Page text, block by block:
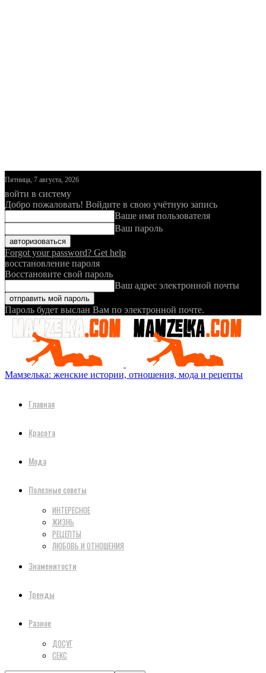
Пятница, 7 августа, 2026
войти в систему
Добро пожаловать! Войдите в свою учётную запись
Ваше имя пользователя
Ваш пароль
Forgot your password? Get help
восстановление пароля
Восстановите свой пароль
Ваш адрес электронной почты
Пароль будет выслан Вам по электронной почте.
Мамзелька: женские истории, отношения, мода и рецепты
Главная
Красота
Мода
Полезные советы
ИНТЕРЕСНОЕ
ЖИЗНЬ
РЕЦЕПТЫ
ЛЮБОВЬ И ОТНОШЕНИЯ
Знаменитости
Тренды
Разное
ДОСУГ
СЕКС